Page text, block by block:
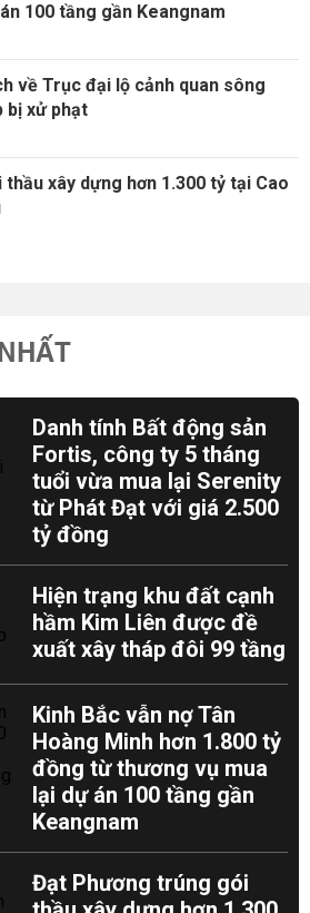
100 tầng gần Keangnam
về Trục đại lộ cảnh quan sông
bị xử phạt
xây dựng hơn 1.300 tỷ tại Cao
Danh tính Bất động sản
Fortis, công ty 5 tháng
tuổi vừa mua lại Serenity
từ Phát Đạt với giá 2.500
tỷ đồng
Hiện trạng khu đất cạnh
hầm Kim Liên được đề
xuất xây tháp đôi 99 tầng
Kinh Bắc vẫn nợ Tân
Hoàng Minh hơn 1.800 tỷ
đồng từ thương vụ mua
lại dự án 100 tầng gần
Keangnam
Đạt Phương trúng gói